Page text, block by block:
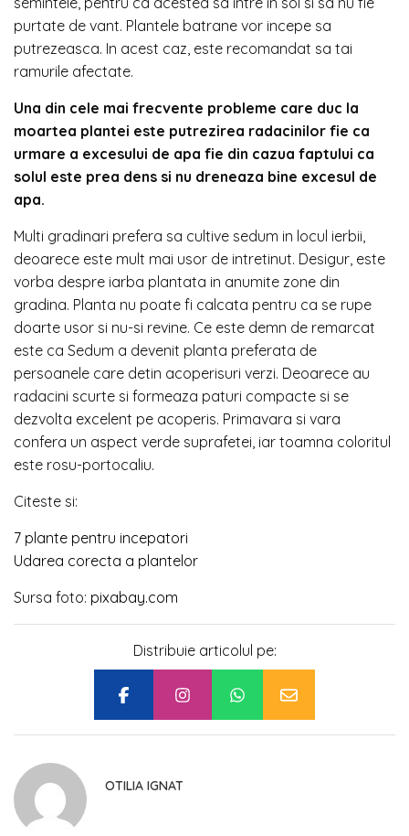
purtate de vant. Plantele batrane vor incepe sa
putrezeasca. In acest caz, este recomandat sa tai
ramurile afectate.
Una din cele mai frecvente probleme care duc la
moartea plantei este putrezirea radacinilor fie ca
urmare a excesului de apa fie din cazua faptului ca
solul este prea dens si nu dreneaza bine excesul de
apa.
Multi gradinari prefera sa cultive sedum in locul ierbii,
deoarece este mult mai usor de intretinut. Desigur, este
vorba despre iarba plantata in anumite zone din
gradina. Planta nu poate fi calcata pentru ca se rupe
doarte usor si nu-si revine. Ce este demn de remarcat
este ca Sedum a devenit planta preferata de
persoanele care detin acoperisuri verzi. Deoarece au
radacini scurte si formeaza paturi compacte si se
dezvolta excelent pe acoperis. Primavara si vara
confera un aspect verde suprafetei, iar toamna coloritul
este rosu-portocaliu.
Citeste si:
7 plante pentru incepatori
Udarea corecta a plantelor
Sursa foto: pixabay.com
Distribuie articolul pe:
OTILIA IGNAT